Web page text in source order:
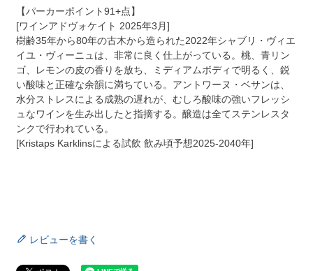
【パーカーポイント91+点】
[ワインアドヴォケイト 2025年3月]
樹齢35年から80年の古木から造られた2022年シャブリ・ヴィエ
イユ・ヴィーニュは、非常に良く仕上がっている。桃、青リン
ゴ、レモンの皮の香りを放ち、ミディアムボディで明るく、鋭
い酸味と正確な余韻に満ちている。アントワーヌ・ベサンは、
水分ストレスによる成熟の遅れが、むしろ酸味の強いフレッシ
ュなワインを生み出したと指摘する。醸造は全てステンレスタ
ンクで行われている。
[Kristaps Karklinsによる試飲 飲み頃予想2025-2040年]
レビューを書く